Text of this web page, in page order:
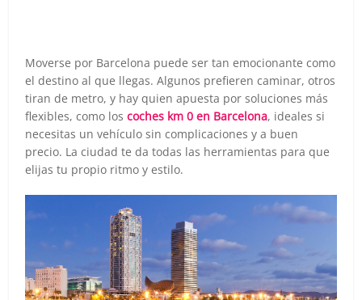
Moverse por Barcelona puede ser tan emocionante como
el destino al que llegas. Algunos prefieren caminar, otros
tiran de metro, y hay quien apuesta por soluciones más
flexibles, como loscoches km 0 en Barcelona, ideales si
necesitas un vehículo sin complicaciones y a buen
precio. La ciudad te da todas las herramientas para que
elijas tu propio ritmo y estilo.